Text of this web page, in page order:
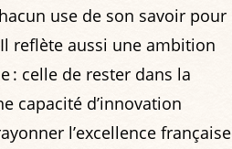
use de son savoir pour
reflète aussi une ambition
: celle de rester dans la
capacité d’innovation
l’excellence française